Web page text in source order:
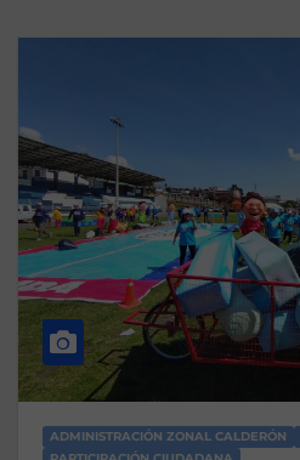
ADMINISTRACIÓN ZONAL CALDERÓN